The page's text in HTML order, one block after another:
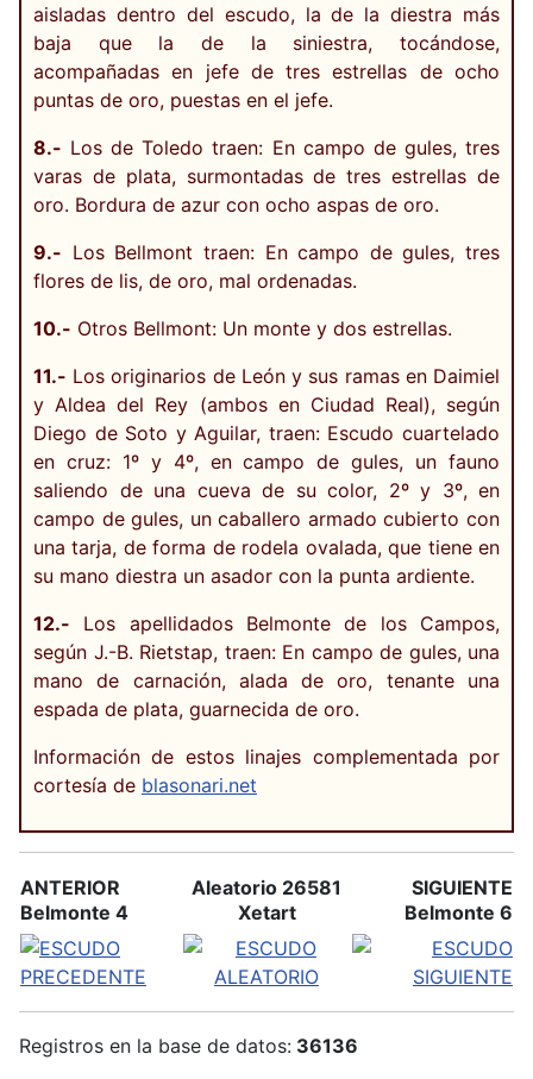
aisladas dentro del escudo, la de la diestra más
baja que la de la siniestra, tocándose,
acompañadas en jefe de tres estrellas de ocho
puntas de oro, puestas en el jefe.
8.- Los de Toledo traen: En campo de gules, tres
varas de plata, surmontadas de tres estrellas de
oro. Bordura de azur con ocho aspas de oro.
9.- Los Bellmont traen: En campo de gules, tres
flores de lis, de oro, mal ordenadas.
10.- Otros Bellmont: Un monte y dos estrellas.
11.- Los originarios de León y sus ramas en Daimiel
y Aldea del Rey (ambos en Ciudad Real), según
Diego de Soto y Aguilar, traen: Escudo cuartelado
en cruz: 1º y 4º, en campo de gules, un fauno
saliendo de una cueva de su color, 2º y 3º, en
campo de gules, un caballero armado cubierto con
una tarja, de forma de rodela ovalada, que tiene en
su mano diestra un asador con la punta ardiente.
12.- Los apellidados Belmonte de los Campos,
según J.-B. Rietstap, traen: En campo de gules, una
mano de carnación, alada de oro, tenante una
espada de plata, guarnecida de oro.
Información de estos linajes complementada por
cortesía de blasonari.net
ANTERIOR
Belmonte 4
Aleatorio 26581
Xetart
SIGUIENTE
Belmonte 6
Registros en la base de datos: 36136